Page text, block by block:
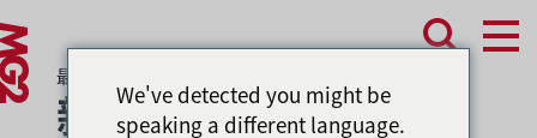
最新的
新闻、报道和文章
We've detected you might be
speaking a different language.